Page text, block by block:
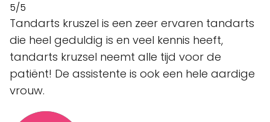
5/5
Tandarts kruszel is een zeer ervaren tandarts
die heel geduldig is en veel kennis heeft,
tandarts kruzsel neemt alle tijd voor de
patiënt! De assistente is ook een hele aardige
vrouw.